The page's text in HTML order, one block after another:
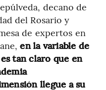
decano de
del Rosario y
de expertos en
en la variable de
tan claro que en
llegue a su